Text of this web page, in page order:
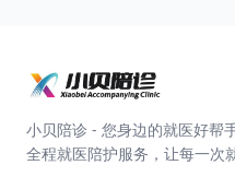
小贝陪诊 - 您身边的就医好帮
全程就医陪护服务，让每一次